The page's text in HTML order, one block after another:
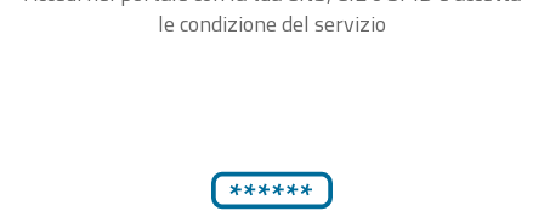
le condizione del servizio